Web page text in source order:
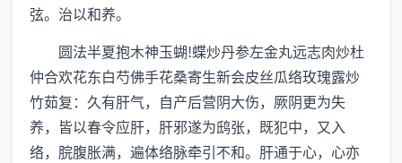
弦。治以和养。
圆法半夏抱木神玉蝴!蝶炒丹参左金丸远志肉炒杜
仲合欢花东白芍佛手花桑寄生新会皮丝瓜络玫瑰露炒
竹茹复：久有肝气，自产后营阴大伤，厥阴更为失
养，皆以春令应肝，肝邪遂为鸱张，既犯中，又入
络，脘腹胀满，遍体络脉牵引不和。肝通于心，心亦